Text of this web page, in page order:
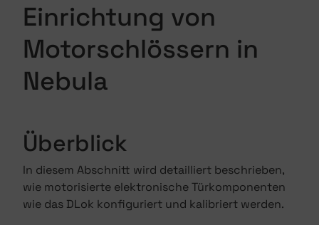
Einrichtung von
Motorschlössern in
Nebula
Überblick
In diesem Abschnitt wird detailliert beschrieben,
wie motorisierte elektronische Türkomponenten
wie das DLok konfiguriert und kalibriert werden.